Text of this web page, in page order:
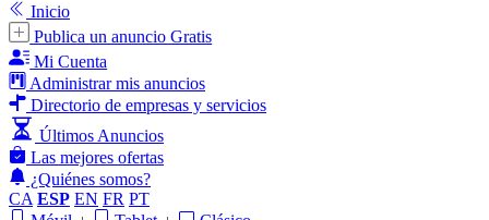
Inicio
Publica un anuncio Gratis
Mi Cuenta
Administrar mis anuncios
Directorio de empresas y servicios
Últimos Anuncios
Las mejores ofertas
¿Quiénes somos?
CA ESP EN FR PT